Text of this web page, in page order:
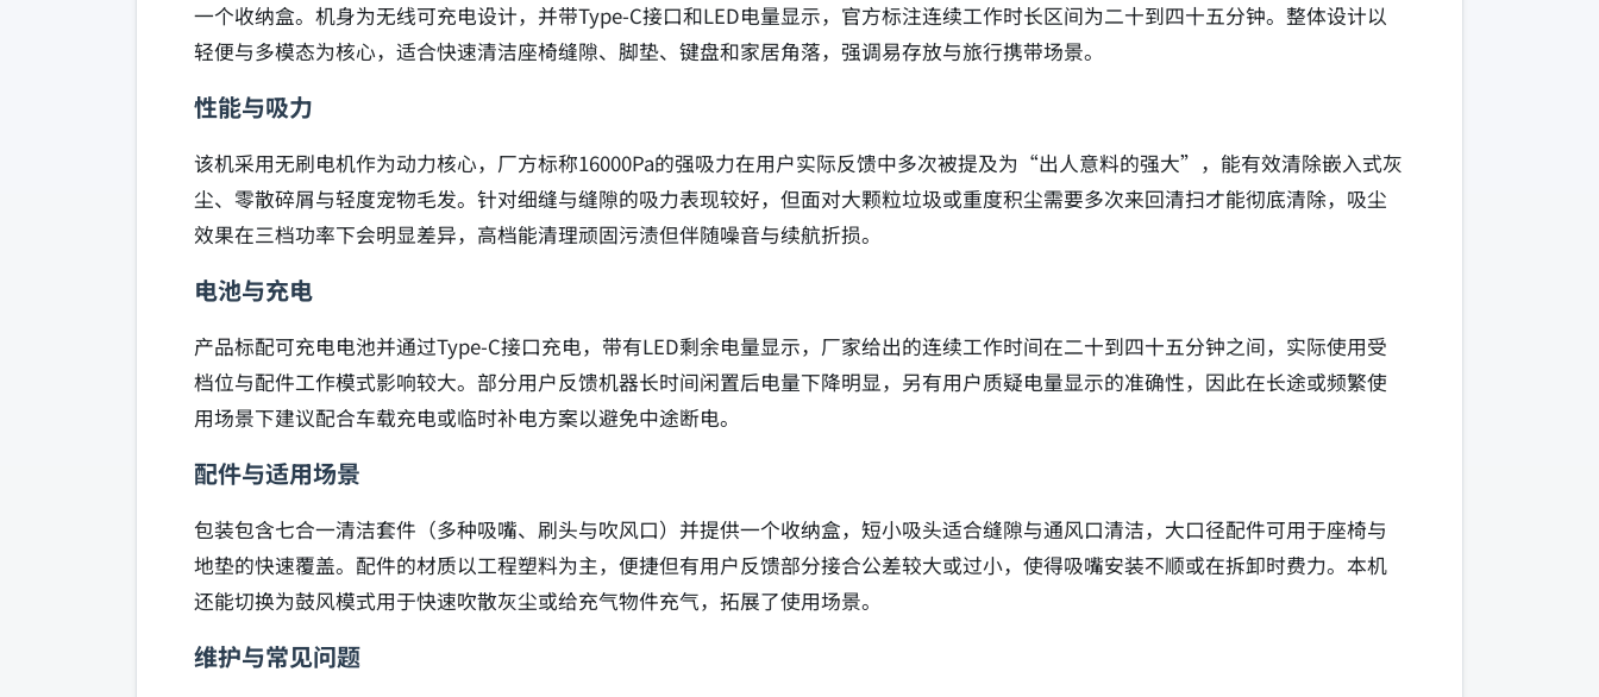
一个收纳盒。机身为无线可充电设计，并带Type‑C接口和LED电量显示，官方标注连续工作时长区间为二十到四十五分钟。整体设计以
轻便与多模态为核心，适合快速清洁座椅缝隙、脚垫、键盘和家居角落，强调易存放与旅行携带场景。
性能与吸力
该机采用无刷电机作为动力核心，厂方标称16000Pa的强吸力在用户实际反馈中多次被提及为“出人意料的强大”，能有效清除嵌入式灰
尘、零散碎屑与轻度宠物毛发。针对细缝与缝隙的吸力表现较好，但面对大颗粒垃圾或重度积尘需要多次来回清扫才能彻底清除，吸尘
效果在三档功率下会明显差异，高档能清理顽固污渍但伴随噪音与续航折损。
电池与充电
产品标配可充电电池并通过Type‑C接口充电，带有LED剩余电量显示，厂家给出的连续工作时间在二十到四十五分钟之间，实际使用受
档位与配件工作模式影响较大。部分用户反馈机器长时间闲置后电量下降明显，另有用户质疑电量显示的准确性，因此在长途或频繁使
用场景下建议配合车载充电或临时补电方案以避免中途断电。
配件与适用场景
包装包含七合一清洁套件（多种吸嘴、刷头与吹风口）并提供一个收纳盒，短小吸头适合缝隙与通风口清洁，大口径配件可用于座椅与
地垫的快速覆盖。配件的材质以工程塑料为主，便捷但有用户反馈部分接合公差较大或过小，使得吸嘴安装不顺或在拆卸时费力。本机
还能切换为鼓风模式用于快速吹散灰尘或给充气物件充气，拓展了使用场景。
维护与常见问题